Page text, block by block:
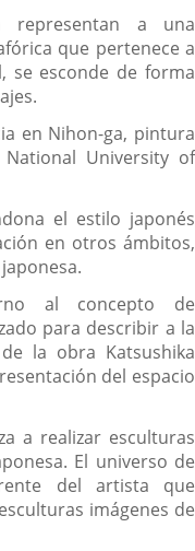
representan a una
que pertenece a
se esconde de forma
en Nihon-ga, pintura
University of
el estilo japonés
en otros ámbitos,
al concepto de
para describir a la
la obra Katsushika
del espacio
a realizar esculturas
El universo de
del artista que
imágenes de